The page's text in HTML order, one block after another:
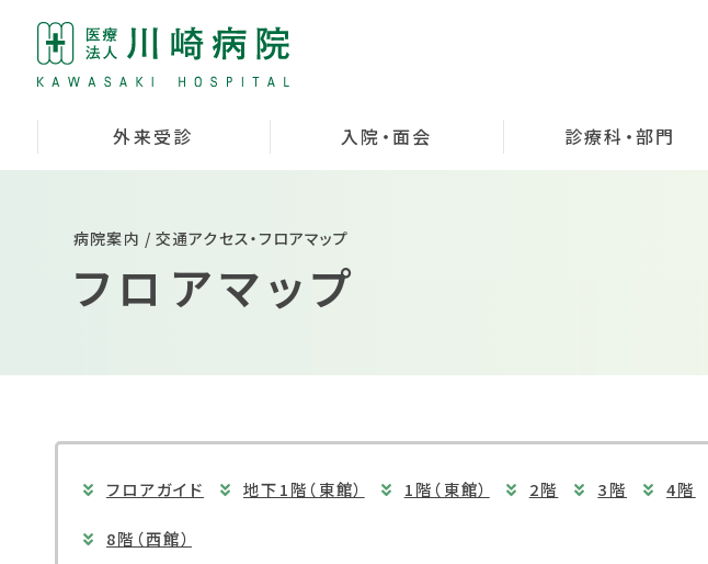
外来受診 入院・面会 診療科・部門
病院案内 / 交通アクセス・フロアマップ
フロアマップ
フロアガイド 地下1階（東館） 1階（東館） 2階 3階 4階
8階（西館）